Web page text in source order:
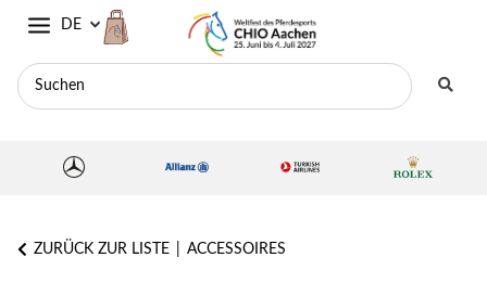
DE
ZURÜCK ZUR LISTE ACCESSOIRES